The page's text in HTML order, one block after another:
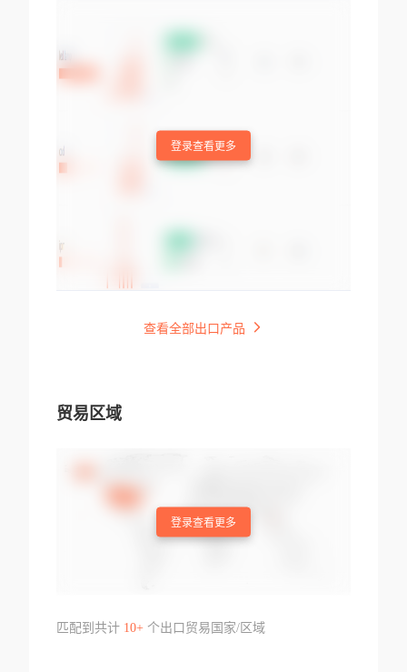
登录查看更多
查看全部出口产品
贸易区域
登录查看更多
匹配到共计 10+个出口贸易国家/区域